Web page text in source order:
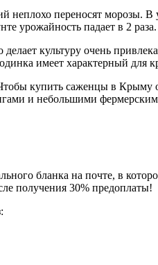
неплохо переносят морозы. В
урожайность падает в 2 раза.
культуру очень
имеет характерный для
купить саженцы в
и небольшими
бланка на почте, в
получения 30% предоплаты!